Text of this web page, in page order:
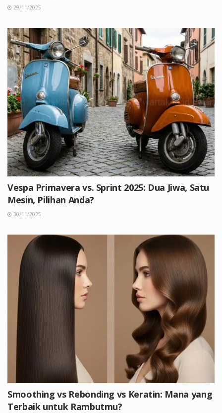
29/11/2025
Vespa Primavera vs. Sprint 2025: Dua Jiwa, Satu
Mesin, Pilihan Anda?
30/11/2025
Smoothing vs Rebonding vs Keratin: Mana yang
Terbaik untuk Rambutmu?